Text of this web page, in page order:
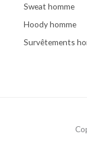
Sweat homme
Hoody homme
Survêtements